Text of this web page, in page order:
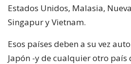
Estados Unidos, Malasia,
Singapur y Vietnam.
Esos países deben a su vez
Japón -y de cualquier otro país